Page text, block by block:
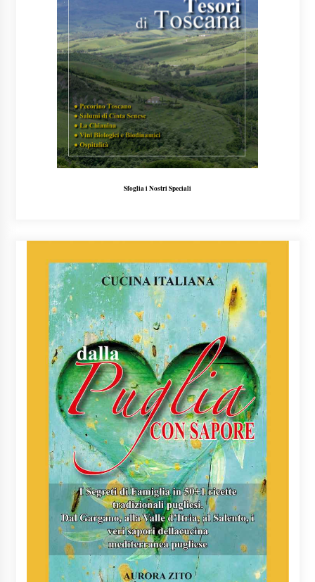
Sfoglia i Nostri Speciali